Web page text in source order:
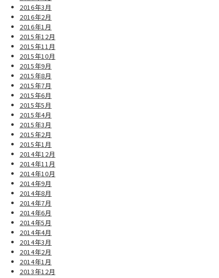
2016年3月
2016年2月
2016年1月
2015年12月
2015年11月
2015年10月
2015年9月
2015年8月
2015年7月
2015年6月
2015年5月
2015年4月
2015年3月
2015年2月
2015年1月
2014年12月
2014年11月
2014年10月
2014年9月
2014年8月
2014年7月
2014年6月
2014年5月
2014年4月
2014年3月
2014年2月
2014年1月
2013年12月